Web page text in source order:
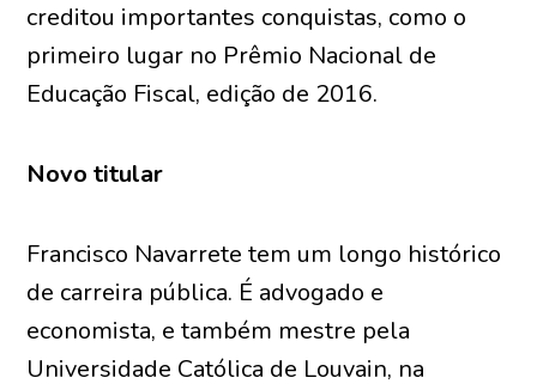
creditou importantes conquistas, como o
primeiro lugar no Prêmio Nacional de
Educação Fiscal, edição de 2016.
Novo titular
Francisco Navarrete tem um longo histórico
de carreira pública. É advogado e
economista, e também mestre pela
Universidade Católica de Louvain, na